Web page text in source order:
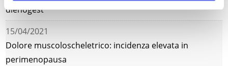
dienogest
15/04/2021
Dolore muscoloscheletrico: incidenza elevata in
perimenopausa